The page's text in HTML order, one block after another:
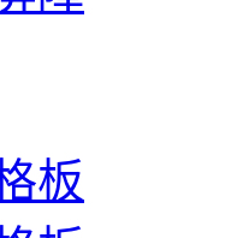
板